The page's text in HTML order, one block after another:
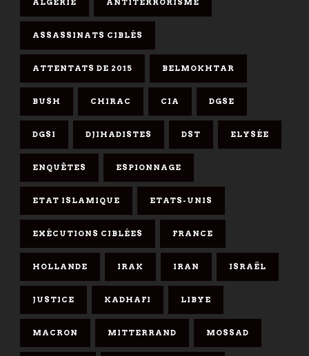
ALGÉRIE ANTITERRORISME
ASSASSINATS CIBLÉS
ATTENTATS DE 2015 BELMOKHTAR
BUSH CHIRAC CIA DGSE
DGSI DJIHADISTES DST ELYSÉE
ENQUÊTES ESPIONNAGE
ETAT ISLAMIQUE ETATS-UNIS
EXÉCUTIONS CIBLÉES FRANCE
HOLLANDE IRAK IRAN ISRAËL
JUSTICE KADHAFI LIBYE
MACRON MITTERRAND MOSSAD